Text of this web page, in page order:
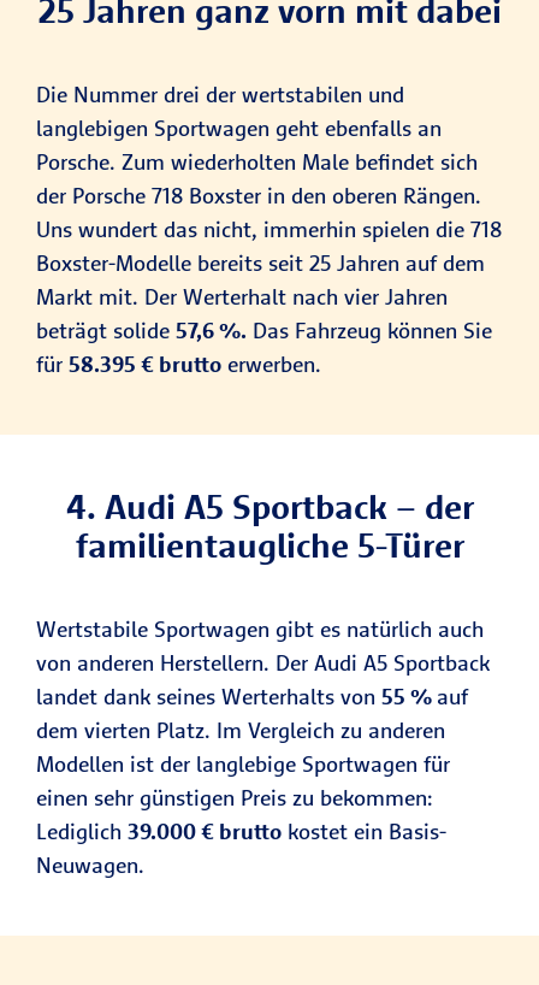
25 Jahren ganz vorn mit dabei
Die Nummer drei der wertstabilen und
langlebigen Sportwagen geht ebenfalls an
Porsche. Zum wiederholten Male befindet sich
der Porsche 718 Boxster in den oberen Rängen.
Uns wundert das nicht, immerhin spielen die 718
Boxster-Modelle bereits seit 25 Jahren auf dem
Markt mit. Der Werterhalt nach vier Jahren
beträgt solide 57,6 %. Das Fahrzeug können Sie
für 58.395 € brutto erwerben.
4. Audi A5 Sportback – der
familientaugliche 5-Türer
Wertstabile Sportwagen gibt es natürlich auch
von anderen Herstellern. Der Audi A5 Sportback
landet dank seines Werterhalts von 55 % auf
dem vierten Platz. Im Vergleich zu anderen
Modellen ist der langlebige Sportwagen für
einen sehr günstigen Preis zu bekommen:
Lediglich 39.000 € brutto kostet ein Basis-
Neuwagen.